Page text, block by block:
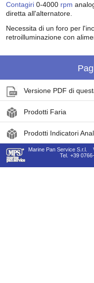
Contagiri 0-4000 rpm
diretta all'alternatore.
Necessita di un foro per
retroilluminazione con
Versione PDF di
Prodotti Faria
Prodotti Indicatori
Marine Pan Service S.r.l.
Tel.
+39